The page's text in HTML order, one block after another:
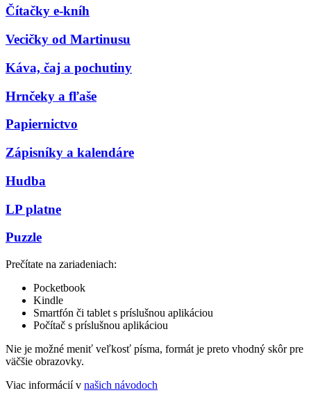
Čítačky e-kníh
Vecičky od Martinusu
Káva, čaj a pochutiny
Hrnčeky a fľaše
Papiernictvo
Zápisníky a kalendáre
Hudba
LP platne
Puzzle
Prečítate na zariadeniach:
Pocketbook
Kindle
Smartfón či tablet s príslušnou aplikáciou
Počítač s príslušnou aplikáciou
Nie je možné meniť veľkosť písma, formát je preto vhodný skôr pre
väčšie obrazovky.
Viac informácií v našich návodoch